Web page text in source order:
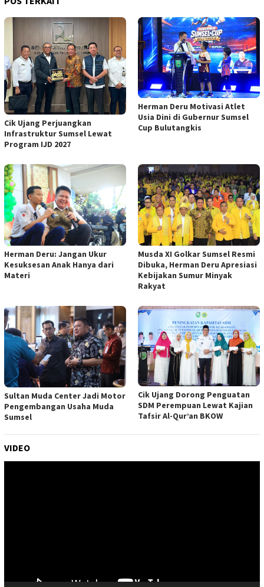
Cik Ujang Perjuangkan
Infrastruktur Sumsel Lewat
Program IJD 2027
Herman Deru Motivasi Atlet
Usia Dini di Gubernur Sumsel
Cup Bulutangkis
Herman Deru: Jangan Ukur
Kesuksesan Anak Hanya dari
Materi
Musda XI Golkar Sumsel Resmi
Dibuka, Herman Deru Apresiasi
Kebijakan Sumur Minyak
Rakyat
Sultan Muda Center Jadi Motor
Pengembangan Usaha Muda
Sumsel
Cik Ujang Dorong Penguatan
SDM Perempuan Lewat Kajian
Tafsir Al-Qur’an BKOW
VIDEO